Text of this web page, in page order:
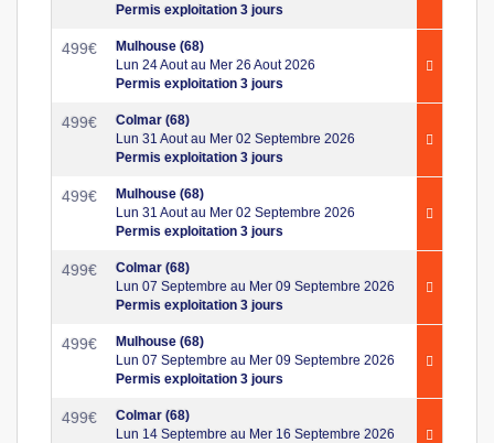
Permis exploitation 3 jours
499€
Mulhouse (68)
Lun 24 Aout au Mer 26 Aout 2026
Permis exploitation 3 jours
499€
Colmar (68)
Lun 31 Aout au Mer 02 Septembre 2026
Permis exploitation 3 jours
499€
Mulhouse (68)
Lun 31 Aout au Mer 02 Septembre 2026
Permis exploitation 3 jours
499€
Colmar (68)
Lun 07 Septembre au Mer 09 Septembre 2026
Permis exploitation 3 jours
499€
Mulhouse (68)
Lun 07 Septembre au Mer 09 Septembre 2026
Permis exploitation 3 jours
499€
Colmar (68)
Lun 14 Septembre au Mer 16 Septembre 2026